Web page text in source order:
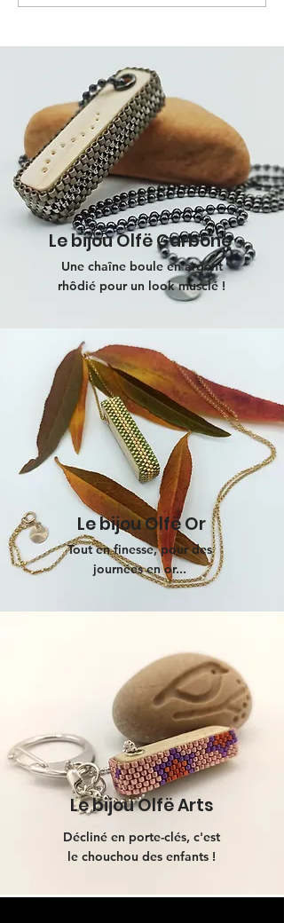
bien dans tes baskets !
Le bijou Olfë Carbone
Une chaîne boule en argent
rhôdié pour un look musclé !
Le bijou Olfë Or
Tout en finesse, pour des
journées en or...
Décliné en porte-clés, c'est
le chouchou des enfants !
Le bijou Olfë Arts